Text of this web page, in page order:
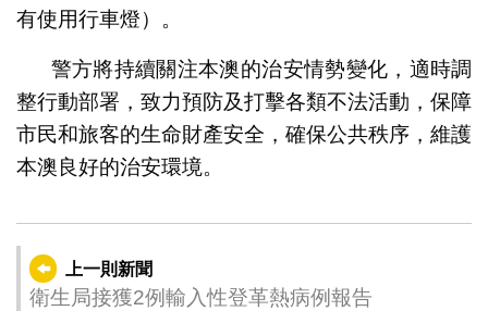
有使用行車燈）。
警方將持續關注本澳的治安情勢變化，適時調
整行動部署，致力預防及打擊各類不法活動，保障
市民和旅客的生命財產安全，確保公共秩序，維護
本澳良好的治安環境。
上一則新聞
衛生局接獲2例輸入性登革熱病例報告